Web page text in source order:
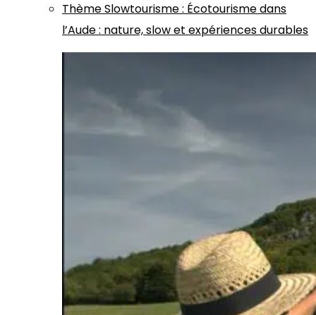
ThèmeSlowtourisme: Écotourisme dans
l’Aude : nature, slow et expériences durables